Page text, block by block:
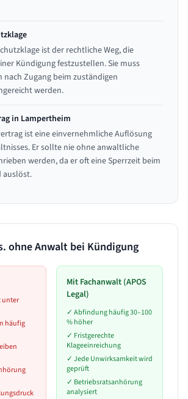
ist der rechtliche Weg, die
Kündigung festzustellen. Sie muss
nach Zugang beim zuständigen
werden.
in Lampertheim
ist eine einvernehmliche Auflösung
Er sollte nie ohne anwaltliche
werden, da er oft eine Sperrzeit beim
auslöst.
ohne Anwalt bei Kündigung
unter
häufig
Mit Fachanwalt (APOS
Legal)
✓ Abfindung häufig 30–100
% höher
✓ Fristgerechte
Klageeinreichung
✓ Jede Unwirksamkeit wird
geprüft
✓ Betriebsratsanhörung
analysiert